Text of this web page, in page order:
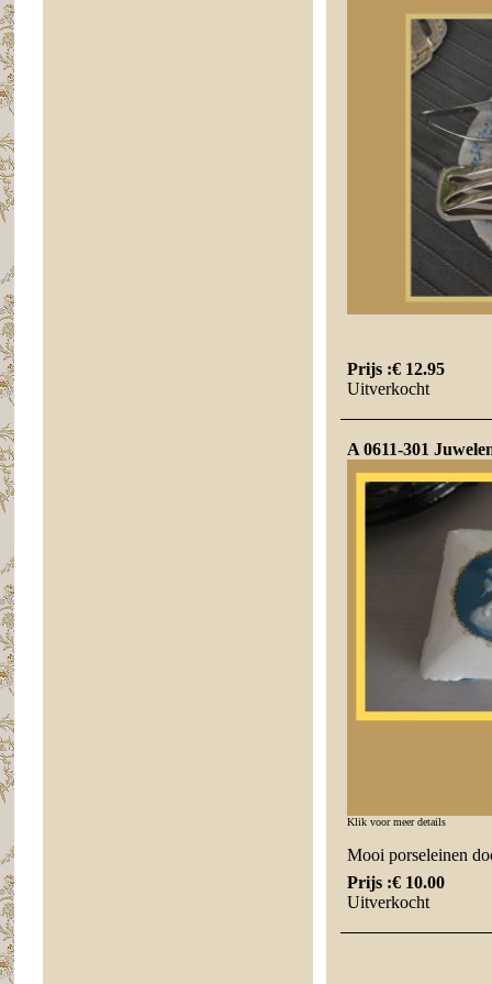
Prijs :€ 12.95
Uitverkocht
A 0611-301
Klik voor meer details
Mooi porseleinen
Prijs :€ 10.00
Uitverkocht